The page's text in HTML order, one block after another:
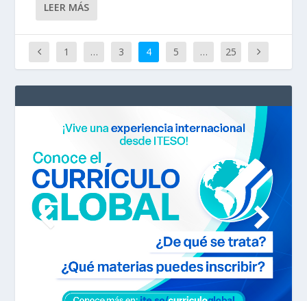
LEER MÁS
1 … 3 4 5 … 25